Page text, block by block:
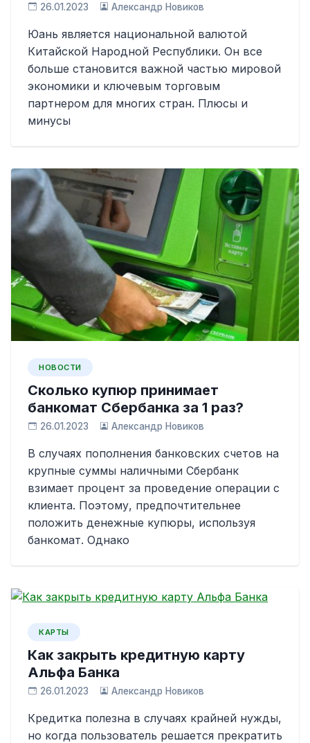
26.01.2023 Александр Новиков
Юань является национальной валютой
Китайской Народной Республики. Он все
больше становится важной частью мировой
экономики и ключевым торговым
партнером для многих стран. Плюсы и
минусы
НОВОСТИ
Сколько купюр принимает
банкомат Сбербанка за 1 раз?
26.01.2023 Александр Новиков
В случаях пополнения банковских счетов на
крупные суммы наличными Сбербанк
взимает процент за проведение операции с
клиента. Поэтому, предпочтительнее
положить денежные купюры, используя
банкомат. Однако
КАРТЫ
Как закрыть кредитную карту
Альфа Банка
26.01.2023 Александр Новиков
Кредитка полезна в случаях крайней нужды,
но когда пользователь решается прекратить